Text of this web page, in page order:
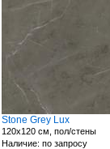
Stone Grey Lux
120x120 см, пол/стены
Наличие: по запросу